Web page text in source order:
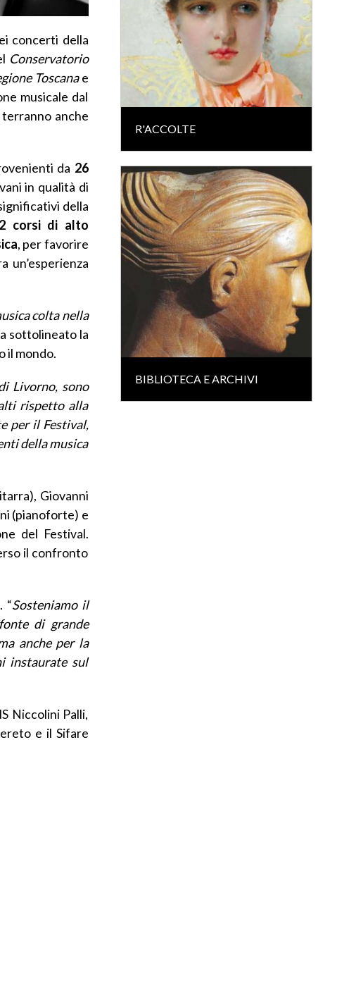
concerti della
Conservatorio
Toscanae
musicale dal
anche
da 26
in qualità di
della
corsi di alto
, per favorire
un’esperienza
colta nella
sottolineato la
il mondo.
Livorno, sono
rispetto alla
per il Festival,
della musica
Giovanni
(pianoforte) e
del Festival.
il confronto
“Sosteniamo il
di grande
anche per la
instaurate sul
Niccolini Palli,
e il Sifare
R'ACCOLTE
BIBLIOTECA E ARCHIVI